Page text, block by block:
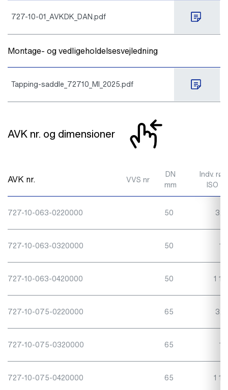
727-10-01_AVKDK_DAN.pdf
Montage- og vedligeholdelsesvejledning
Tapping-saddle_72710_MI_2025.pdf
AVK nr. og dimensioner
AVK nr. VVS nr
DN
mm
Indv.
ISO
727-10-063-0220000 50 3/
727-10-063-0320000 50 1"
727-10-063-0420000 50 1 1/
727-10-075-0220000 65 3/
727-10-075-0320000 65 1"
727-10-075-0420000 65 1 1/